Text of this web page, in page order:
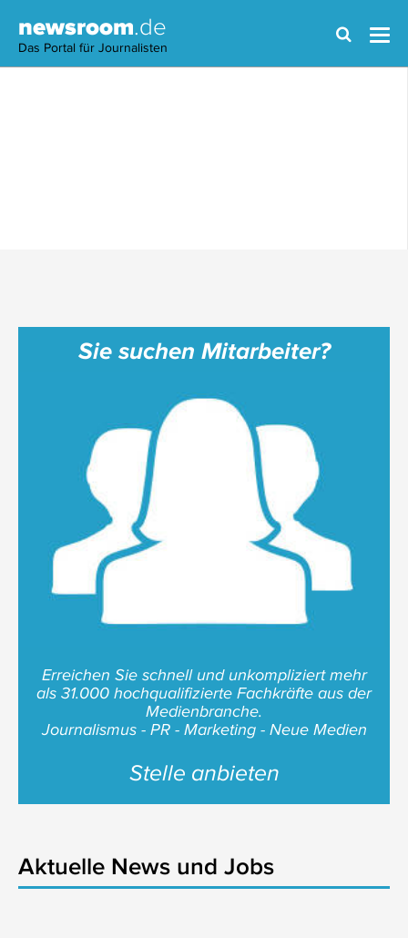
newsroom.de
Das Portal für Journalisten
Sie suchen Mitarbeiter?
Erreichen Sie schnell und unkompliziert mehr
als 31.000 hochqualifizierte Fachkräfte aus der
Medienbranche.
Journalismus - PR - Marketing - Neue Medien
Stelle anbieten
Aktuelle News und Jobs